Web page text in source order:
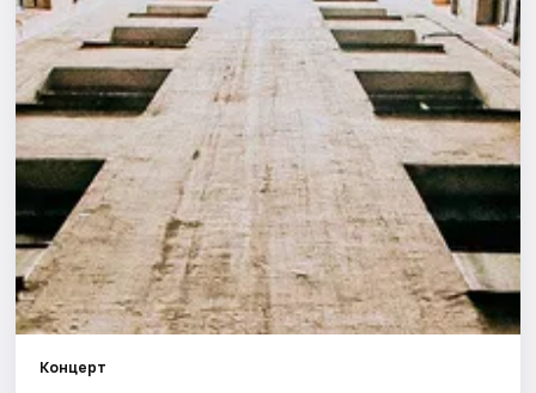
Площадки
Артисты
Рейтинги
Концерт